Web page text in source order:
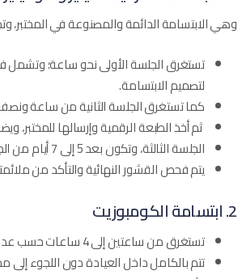
وهي الابتسامة الدائمة والمصنوعة في المختبر،
تستغرق الجلسة الأولى نحو ساعة؛ وتشمل
لتصميم الابتسامة.
كما تستغرق الجلسة الثانية من ساعة
ثم أخذ الطبعة الرقمية وإرسالها للمختبر،
الجلسة الثالثة، وتكون بعد 5 إلى 7 أيام من الجلسة الثانية، تستغرق هذه الجلسة ساعة إلى ساعتين.
يتم فحص القشور النهائية والتأكد من
2. ابتسامة الكومبوزيت
تستغرق من ساعتين إلى 4 ساعات حسب عدد الأسنان.
تتم بالكامل داخل العيادة دون اللجوء إلى